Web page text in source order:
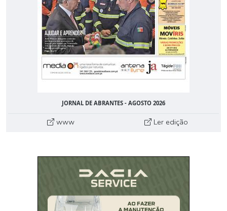
JORNAL DE ABRANTES - AGOSTO 2026
www Ler edição